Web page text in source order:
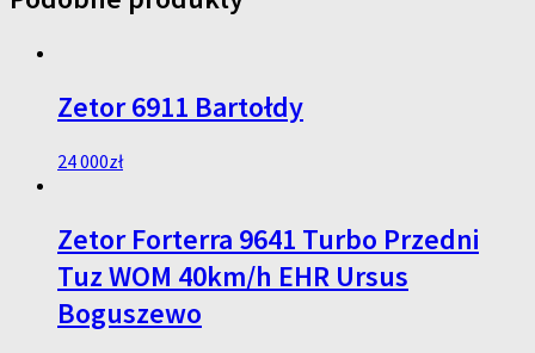
Zetor 6911 Bartołdy
24 000zł
Zetor Forterra 9641 Turbo Przedni
Tuz WOM 40km/h EHR Ursus
Boguszewo